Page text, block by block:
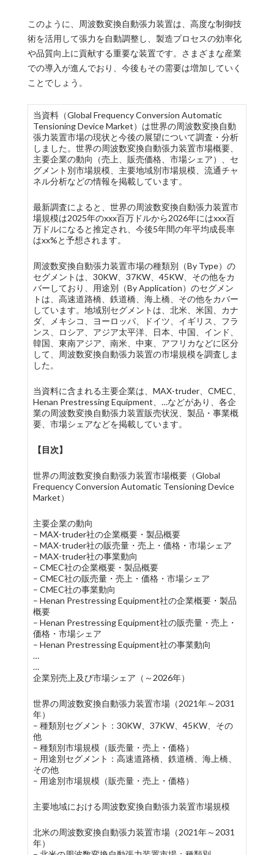
このように、周波数変換自動張力装置は、高度な制御技
術を活用して張力を自動調整し、製造プロセスの効率化
や品質向上に貢献する重要な装置です。さまざまな産業
での導入が進んでおり、今後もその需要は増加していく
ことでしょう。
当資料（Global Frequency Conversion Automatic
Tensioning Device Market）は世界の周波数変換自動
張力装置市場の現状と今後の展望について調査・分析
しました。世界の周波数変換自動張力装置市場概要、
主要企業の動向（売上、販売価格、市場シェア）、セ
グメント別市場規模、主要地域別市場規模、流通チャ
ネル分析などの情報を掲載しています。
最新調査によると、世界の周波数変換自動張力装置市
場規模は2025年のxxx百万ドルから2026年にはxxx百
万ドルになると推定され、今後5年間の年平均成長率
はxx%と予想されます。
周波数変換自動張力装置市場の種類別（By Type）の
セグメントは、30KW、37KW、45KW、その他をカ
バーしており、用途別（By Application）のセグメン
トは、高速道路橋、鉄道橋、海上橋、その他をカバー
しています。地域別セグメントは、北米、米国、カナ
ダ、メキシコ、ヨーロッパ、ドイツ、イギリス、フラ
ンス、ロシア、アジア太平洋、日本、中国、インド、
韓国、東南アジア、南米、中東、アフリカなどに区分
して、周波数変換自動張力装置の市場規模を調査しま
した。
当資料に含まれる主要企業は、MAX-truder、CMEC、
Henan Prestressing Equipment、…などがあり、各企
業の周波数変換自動張力装置販売状況、製品・事業概
要、市場シェアなどを掲載しています。
【目次】
世界の周波数変換自動張力装置市場概要（Global
Frequency Conversion Automatic Tensioning Device
Market）
主要企業の動向
– MAX-truder社の企業概要・製品概要
– MAX-truder社の販売量・売上・価格・市場シェア
– MAX-truder社の事業動向
– CMEC社の企業概要・製品概要
– CMEC社の販売量・売上・価格・市場シェア
– CMEC社の事業動向
– Henan Prestressing Equipment社の企業概要・製品
概要
– Henan Prestressing Equipment社の販売量・売上・
価格・市場シェア
– Henan Prestressing Equipment社の事業動向
…
…
企業別売上及び市場シェア（～2026年）
世界の周波数変換自動張力装置市場（2021年～2031
年）
– 種類別セグメント：30KW、37KW、45KW、その
他
– 種類別市場規模（販売量・売上・価格）
– 用途別セグメント：高速道路橋、鉄道橋、海上橋、
その他
– 用途別市場規模（販売量・売上・価格）
主要地域における周波数変換自動張力装置市場規模
北米の周波数変換自動張力装置市場（2021年～2031
年）